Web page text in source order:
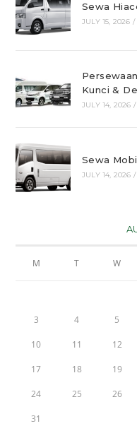
Sewa
JULY 15, 2026 /
Kunci &
JULY 14, 2026 /
Sewa
JULY 14, 2026 /
M T W
3 4 5
10 11 12
17 18 19
24 25 26
31